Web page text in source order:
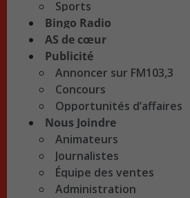
Sports
Bingo Radio
AS de cœur
Publicité
Annoncer sur FM103,3
Concours
Opportunités d’affaires
Nous Joindre
Animateurs
Journalistes
Équipe des ventes
Administration